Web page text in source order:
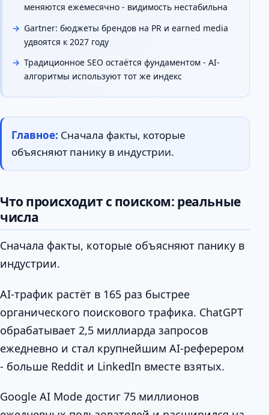
меняются ежемесячно - видимость нестабильна
Gartner: бюджеты брендов на PR и earned media
удвоятся к 2027 году
Традиционное SEO остаётся фундаментом - AI-
алгоритмы используют тот же индекс
Главное: Сначала факты, которые
объясняют панику в индустрии.
Что происходит с поиском: реальные
числа
Сначала факты, которые объясняют панику в
индустрии.
AI-трафик растёт в 165 раз быстрее
органического поискового трафика. ChatGPT
обрабатывает 2,5 миллиарда запросов
ежедневно и стал крупнейшим AI-реферером
- больше Reddit и LinkedIn вместе взятых.
Google AI Mode достиг 75 миллионов